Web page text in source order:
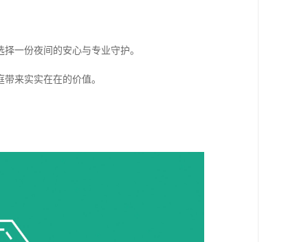
一份夜间的安心与专业守护。
来实实在在的价值。